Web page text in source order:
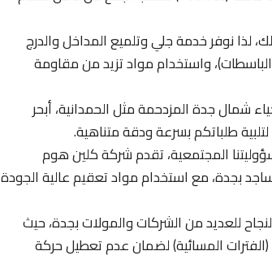
لذا نوفر خدمة جلي وتلميع المداخل والدرج
واستخدام مواد تزيد من مقاومة
شمال جدة المزدحمة مثل الحمدانية، أبحر
طلباتكم بسرعة ودقة متناهية.
المجتمعية، تقدم شركة كلين هوم
أرضيات المساجد بجدة، مع استخدام مواد تعقيم عالية الجودة
للعديد من الشركات والمولات بجدة، حيث
(الفترات المسائية) لضمان عدم تعطيل حركة